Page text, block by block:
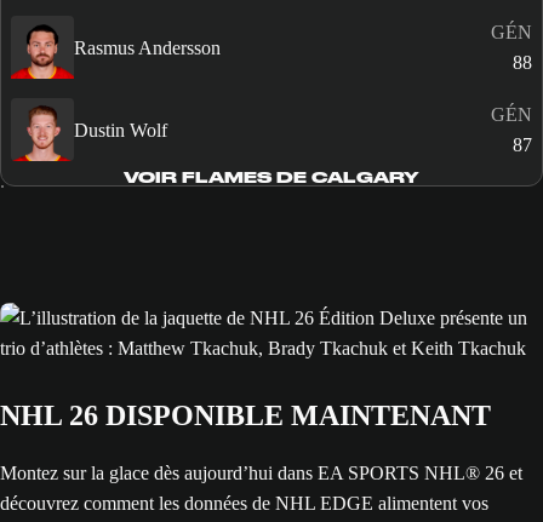
Rasmus Andersson
GÉN
88
Dustin Wolf
GÉN
87
VOIR FLAMES DE CALGARY
NHL 26 DISPONIBLE MAINTENANT
Montez sur la glace dès aujourd’hui dans EA SPORTS NHL® 26 et
découvrez comment les données de NHL EDGE alimentent vos